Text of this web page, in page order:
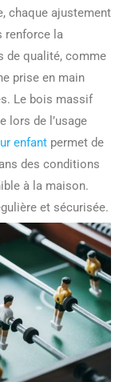
chaque ajustement
renforce la
de qualité, comme
prise en main
Le bois massif
lors de l’usage
enfant permet de
des conditions
à la maison.
et sécurisée.